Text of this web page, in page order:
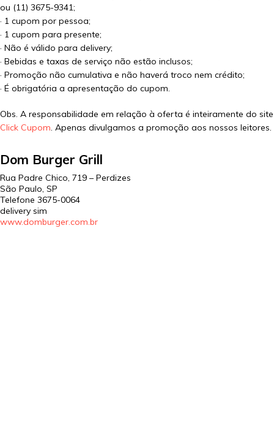
ou (11) 3675-9341;
· 1 cupom por pessoa;
· 1 cupom para presente;
· Não é válido para delivery;
· Bebidas e taxas de serviço não estão inclusos;
· Promoção não cumulativa e não haverá troco nem crédito;
· É obrigatória a apresentação do cupom.
Obs. A responsabilidade em relação à oferta é inteiramente do site
Click Cupom. Apenas divulgamos a promoção aos nossos leitores.
Dom Burger Grill
Rua Padre Chico, 719 – Perdizes
São Paulo, SP
Telefone 3675-0064
delivery sim
www.domburger.com.br